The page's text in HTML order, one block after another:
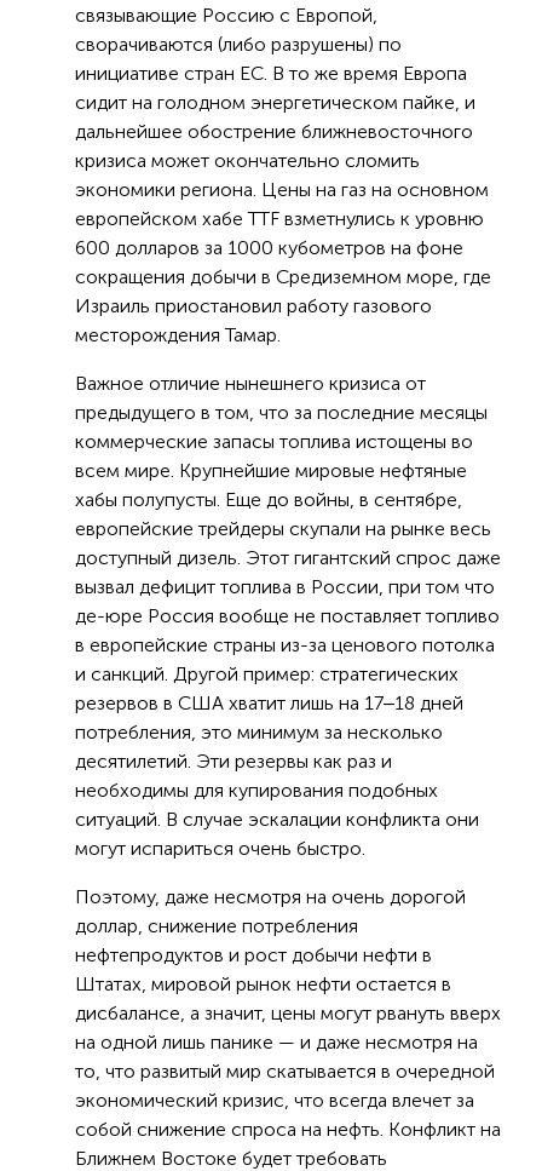
связывающие Россию с Европой,
сворачиваются (либо разрушены) по
инициативе стран ЕС. В то же время Европа
сидит на голодном энергетическом пайке, и
дальнейшее обострение ближневосточного
кризиса может окончательно сломить
экономики региона. Цены на газ на основном
европейском хабе TTF взметнулись к уровню
600 долларов за 1000 кубометров на фоне
сокращения добычи в Средиземном море, где
Израиль приостановил работу газового
месторождения Тамар.
Важное отличие нынешнего кризиса от
предыдущего в том, что за последние месяцы
коммерческие запасы топлива истощены во
всем мире. Крупнейшие мировые нефтяные
хабы полупусты. Еще до войны, в сентябре,
европейские трейдеры скупали на рынке весь
доступный дизель. Этот гигантский спрос даже
вызвал дефицит топлива в России, при том что
де-юре Россия вообще не поставляет топливо
в европейские страны из-за ценового потолка
и санкций. Другой пример: стратегических
резервов в США хватит лишь на 17‒18 дней
потребления, это минимум за несколько
десятилетий. Эти резервы как раз и
необходимы для купирования подобных
ситуаций. В случае эскалации конфликта они
могут испариться очень быстро.
Поэтому, даже несмотря на очень дорогой
доллар, снижение потребления
нефтепродуктов и рост добычи нефти в
Штатах, мировой рынок нефти остается в
дисбалансе, а значит, цены могут рвануть вверх
на одной лишь панике — и даже несмотря на
то, что развитый мир скатывается в очередной
экономический кризис, что всегда влечет за
собой снижение спроса на нефть. Конфликт на
Ближнем Востоке будет требовать